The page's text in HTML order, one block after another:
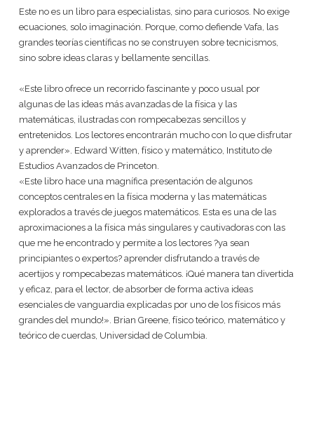
Este no es un libro para especialistas, sino para curiosos. No exige
ecuaciones, solo imaginación. Porque, como defiende Vafa, las
grandes teorías científicas no se construyen sobre tecnicismos,
sino sobre ideas claras y bellamente sencillas.
«Este libro ofrece un recorrido fascinante y poco usual por
algunas de las ideas más avanzadas de la física y las
matemáticas, ilustradas con rompecabezas sencillos y
entretenidos. Los lectores encontrarán mucho con lo que disfrutar
y aprender». Edward Witten, físico y matemático, Instituto de
Estudios Avanzados de Princeton.
«Este libro hace una magnífica presentación de algunos
conceptos centrales en la física moderna y las matemáticas
explorados a través de juegos matemáticos. Esta es una de las
aproximaciones a la física más singulares y cautivadoras con las
que me he encontrado y permite a los lectores ?ya sean
principiantes o expertos? aprender disfrutando a través de
acertijos y rompecabezas matemáticos. ¡Qué manera tan divertida
y eficaz, para el lector, de absorber de forma activa ideas
esenciales de vanguardia explicadas por uno de los físicos más
grandes del mundo!». Brian Greene, físico teórico, matemático y
teórico de cuerdas, Universidad de Columbia.